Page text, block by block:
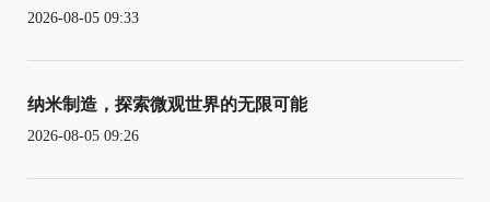
2026-08-05 09:33
纳米制造，探索微观世界的无限可能
2026-08-05 09:26